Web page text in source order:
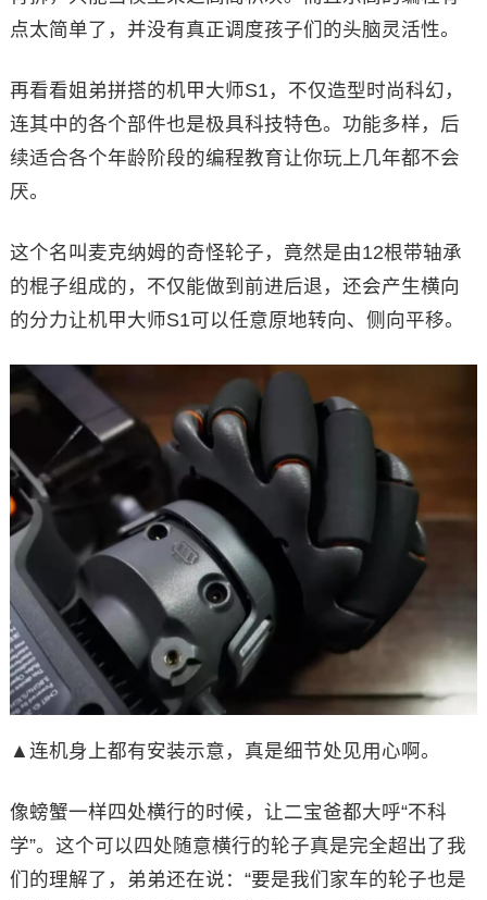
点太简单了，并没有真正调度孩子们的头脑灵活性。
再看看姐弟拼搭的机甲大师S1，不仅造型时尚科幻，
连其中的各个部件也是极具科技特色。功能多样，后
续适合各个年龄阶段的编程教育让你玩上几年都不会
厌。
这个名叫麦克纳姆的奇怪轮子，竟然是由12根带轴承
的棍子组成的，不仅能做到前进后退，还会产生横向
的分力让机甲大师S1可以任意原地转向、侧向平移。
▲连机身上都有安装示意，真是细节处见用心啊。
像螃蟹一样四处横行的时候，让二宝爸都大呼“不科
学”。这个可以四处随意横行的轮子真是完全超出了我
们的理解了，弟弟还在说：“要是我们家车的轮子也是